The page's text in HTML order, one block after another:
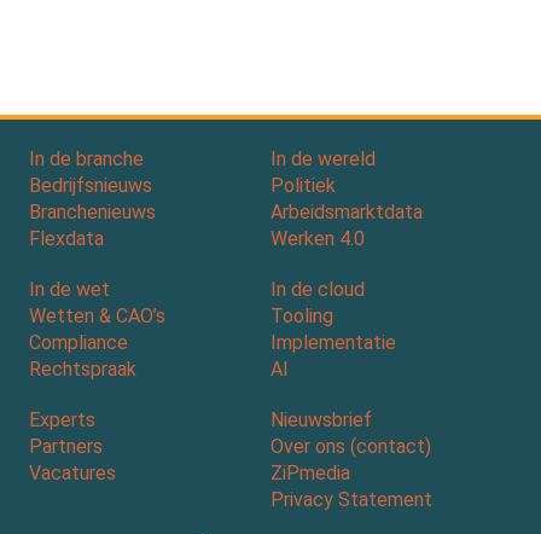
In de branche
Bedrijfsnieuws
Branchenieuws
Flexdata
In de wereld
Politiek
Arbeidsmarktdata
Werken 4.0
In de wet
Wetten & CAO’s
Compliance
Rechtspraak
In de cloud
Tooling
Implementatie
AI
Experts
Partners
Vacatures
Nieuwsbrief
Over ons (contact)
ZiPmedia
Privacy Statement